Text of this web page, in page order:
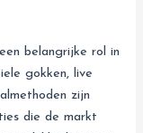
belangrijke rol in
gokken, live
zijn
die de markt